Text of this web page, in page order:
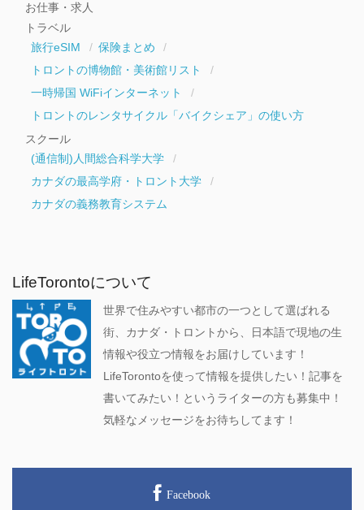
お仕事・求人
トラベル
旅行eSIM
保険まとめ
トロントの博物館・美術館リスト
一時帰国 WiFiインターネット
トロントのレンタサイクル「バイクシェア」の使い方
スクール
(通信制)人間総合科学大学
カナダの最高学府・トロント大学
カナダの義務教育システム
LifeTorontoについて
世界で住みやすい都市の一つとして選ばれる
街、カナダ・トロントから、日本語で現地の生
情報や役立つ情報をお届けしています！
LifeTorontoを使って情報を提供したい！記事を
書いてみたい！というライターの方も募集中！
気軽なメッセージをお待ちしてます！
Facebook